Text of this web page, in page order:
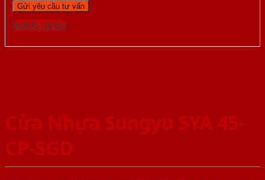
Gọi 0976.169.864
Cửa Nhựa Sungyu SYA 45-
CP-SGD